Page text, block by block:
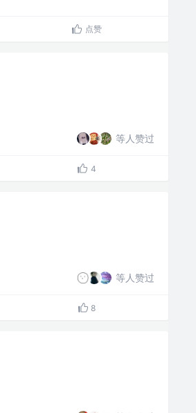
点赞
等人赞过
4
等人赞过
8